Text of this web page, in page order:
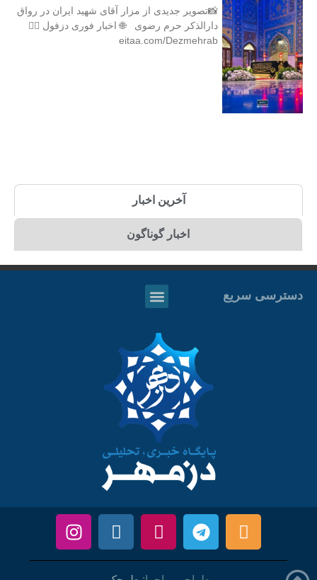
📸تصویر جدیدی از مزار آقای شهید ایران در رواق
دارالذکر حرم رضوی 🌐 اخبار فوری دزفول 👇🏻
eitaa.com/Dezmehrab
آخرین اخبار
اخبار گوناگون
دسترسی سریع